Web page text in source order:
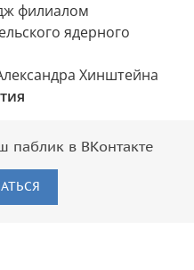
филиалом
ядерного
Хинштейна
паблик в ВКонтакте